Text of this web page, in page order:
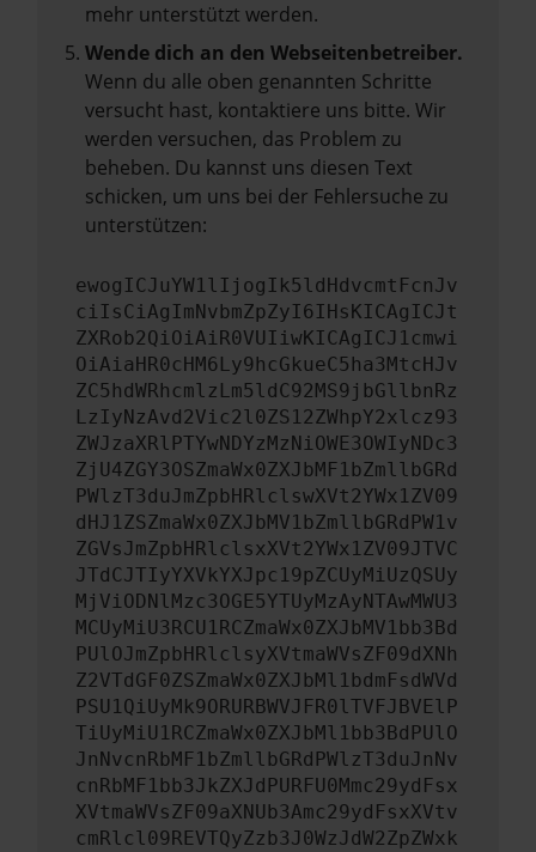
mehr unterstützt werden.
Wende dich an den Webseitenbetreiber.
Wenn du alle oben genannten Schritte
versucht hast, kontaktiere uns bitte. Wir
werden versuchen, das Problem zu
beheben. Du kannst uns diesen Text
schicken, um uns bei der Fehlersuche zu
unterstützen:
ewogICJuYW1lIjogIk5ldHdvcmtFcnJv
ciIsCiAgImNvbmZpZyI6IHsKICAgICJt
ZXRob2QiOiAiR0VUIiwKICAgICJ1cmwi
OiAiaHR0cHM6Ly9hcGkueC5ha3MtcHJv
ZC5hdWRhcmlzLm5ldC92MS9jbGllbnRz
LzIyNzAvd2Vic2l0ZS12ZWhpY2xlcz93
ZWJzaXRlPTYwNDYzMzNiOWE3OWIyNDc3
ZjU4ZGY3OSZmaWx0ZXJbMF1bZmllbGRd
PWlzT3duJmZpbHRlclswXVt2YWx1ZV09
dHJ1ZSZmaWx0ZXJbMV1bZmllbGRdPW1v
ZGVsJmZpbHRlclsxXVt2YWx1ZV09JTVC
JTdCJTIyYXVkYXJpc19pZCUyMiUzQSUy
MjViODNlMzc3OGE5YTUyMzAyNTAwMWU3
MCUyMiU3RCU1RCZmaWx0ZXJbMV1bb3Bd
PUlOJmZpbHRlclsyXVtmaWVsZF09dXNh
Z2VTdGF0ZSZmaWx0ZXJbMl1bdmFsdWVd
PSU1QiUyMk9ORURBWVJFR0lTVFJBVElP
TiUyMiU1RCZmaWx0ZXJbMl1bb3BdPUlO
JnNvcnRbMF1bZmllbGRdPWlzT3duJnNv
cnRbMF1bb3JkZXJdPURFU0Mmc29ydFsx
XVtmaWVsZF09aXNUb3Amc29ydFsxXVtv
cmRlcl09REVTQyZzb3J0WzJdW2ZpZWxk